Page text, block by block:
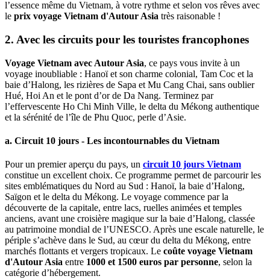
l’essence même du Vietnam, à votre rythme et selon vos rêves avec
le prix voyage Vietnam d'Autour Asia très raisonable !
2. Avec les circuits pour les touristes francophones
Voyage Vietnam avec Autour Asia, ce pays vous invite à un
voyage inoubliable : Hanoï et son charme colonial, Tam Coc et la
baie d’Halong, les rizières de Sapa et Mu Cang Chai, sans oublier
Hué, Hoi An et le pont d’or de Da Nang. Terminez par
l’effervescente Ho Chi Minh Ville, le delta du Mékong authentique
et la sérénité de l’île de Phu Quoc, perle d’Asie.
a. Circuit 10 jours - Les incontournables du Vietnam
Pour un premier aperçu du pays, un circuit 10 jours Vietnam
constitue un excellent choix. Ce programme permet de parcourir les
sites emblématiques du Nord au Sud : Hanoï, la baie d’Halong,
Saïgon et le delta du Mékong. Le voyage commence par la
découverte de la capitale, entre lacs, ruelles animées et temples
anciens, avant une croisière magique sur la baie d’Halong, classée
au patrimoine mondial de l’UNESCO. Après une escale naturelle, le
périple s’achève dans le Sud, au cœur du delta du Mékong, entre
marchés flottants et vergers tropicaux. Le coûte voyage Vietnam
d'Autour Asia entre 1000 et 1500 euros par personne, selon la
catégorie d’hébergement.